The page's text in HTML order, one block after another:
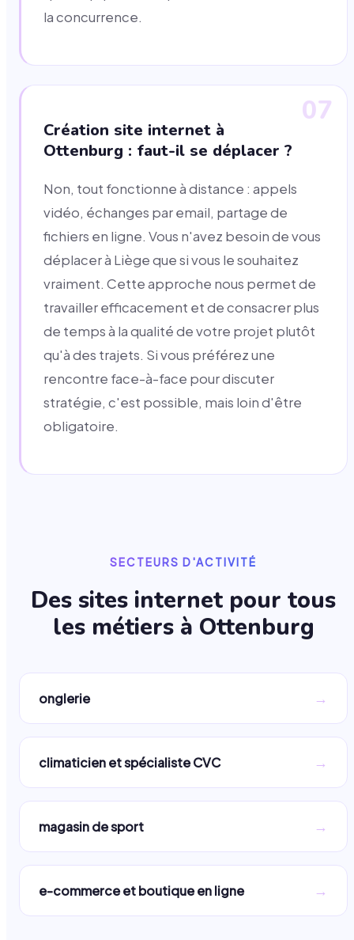
la concurrence.
07
Création site internet à
Ottenburg : faut-il se déplacer ?
Non, tout fonctionne à distance : appels
vidéo, échanges par email, partage de
fichiers en ligne. Vous n'avez besoin de vous
déplacer à Liège que si vous le souhaitez
vraiment. Cette approche nous permet de
travailler efficacement et de consacrer plus
de temps à la qualité de votre projet plutôt
qu'à des trajets. Si vous préférez une
rencontre face-à-face pour discuter
stratégie, c'est possible, mais loin d'être
obligatoire.
SECTEURS D'ACTIVITÉ
Des sites internet pour tous
les métiers à Ottenburg
onglerie →
climaticien et spécialiste CVC →
magasin de sport →
e-commerce et boutique en ligne →